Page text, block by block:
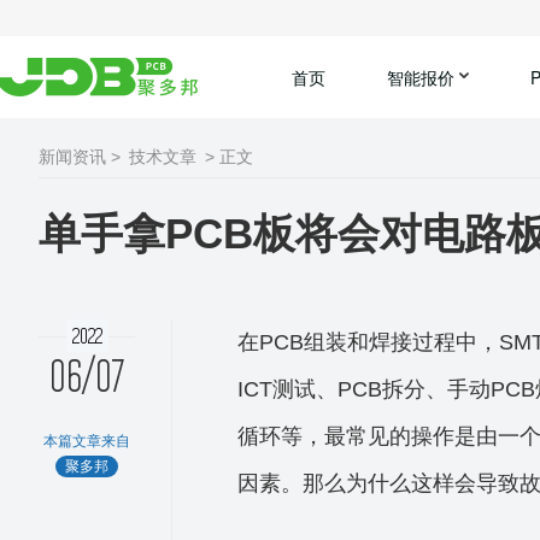
首页 智能报价
新闻资讯 > 技术文章 > 正文
单手拿PCB板将会对电路
2022
06/07
本篇文章来自
聚多邦
在PCB组装和焊接过程中，
ICT测试、PCB拆分、手动
循环等，最常见的操作是由一
因素。那么为什么这样会导致